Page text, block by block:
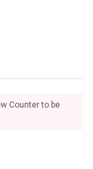
Counter to be